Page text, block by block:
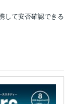
して安否確認できる